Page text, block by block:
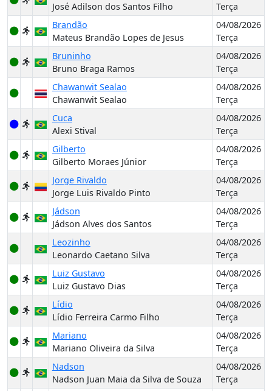
José Adilson dos Santos Filho
Terça
Brandão
Mateus Brandão Lopes de Jesus
04/08/2026
Terça
Bruninho
Bruno Braga Ramos
04/08/2026
Terça
Chawanwit Sealao
Chawanwit Sealao
04/08/2026
Terça
Cuca
Alexi Stival
04/08/2026
Terça
Gilberto
Gilberto Moraes Júnior
04/08/2026
Terça
Jorge Rivaldo
Jorge Luis Rivaldo Pinto
04/08/2026
Terça
Jádson
Jádson Alves dos Santos
04/08/2026
Terça
Leozinho
Leonardo Caetano Silva
04/08/2026
Terça
Luiz Gustavo
Luiz Gustavo Dias
04/08/2026
Terça
Lídio
Lídio Ferreira Carmo Filho
04/08/2026
Terça
Mariano
Mariano Oliveira da Silva
04/08/2026
Terça
Nadson
Nadson Juan Maia da Silva de Souza
04/08/2026
Terça